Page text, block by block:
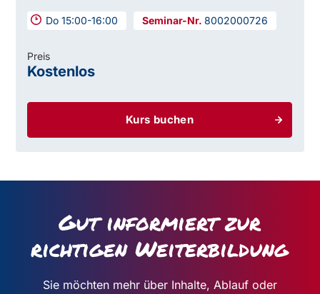
Do 15:00-16:00 8002000726
Kurs buchen
Preis
Kostenlos
Gut informiert zur
richtigen Weiterbildung
Sie möchten mehr über Inhalte, Ablauf oder